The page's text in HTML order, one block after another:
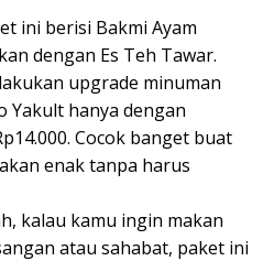
ini berisi Bakmi Ayam
dengan Es Teh Tawar.
upgrade minuman
Yakult hanya dengan
Cocok banget buat
enak tanpa harus
kalau kamu ingin makan
atau sahabat, paket ini